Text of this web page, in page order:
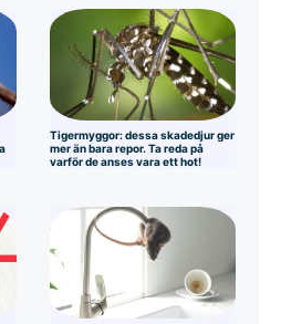
Tigermyggor: dessa skadedjur ger
mer än bara repor. Ta reda på
varför de anses vara ett hot!